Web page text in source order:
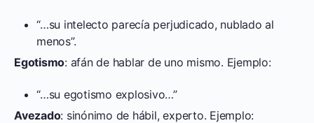
“…su intelecto parecía perjudicado, nublado al
menos”.
Egotismo: afán de hablar de uno mismo. Ejemplo:
“…su egotismo explosivo…”
Avezado: sinónimo de hábil, experto. Ejemplo: